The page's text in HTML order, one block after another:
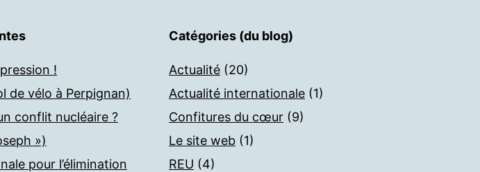
!
de vélo à Perpignan)
conflit nucléaire ?
»)
pour l’élimination
Catégories (du blog)
Actualité (20)
Actualité internationale (1)
Confitures du cœur (9)
Le site web (1)
REU (4)